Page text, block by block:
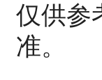
仅供参
准。